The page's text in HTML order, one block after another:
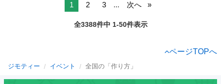
1 2 3 ... 次へ
全3388件中 1-50件表示
ページTOPへ
ジモティー イベント 全国の「作り方」